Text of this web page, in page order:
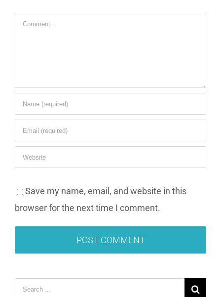
Comment
Save my name, email, and website in this
browser for the next time I comment.
Search